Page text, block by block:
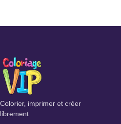
Colorier, imprimer et créer
librement